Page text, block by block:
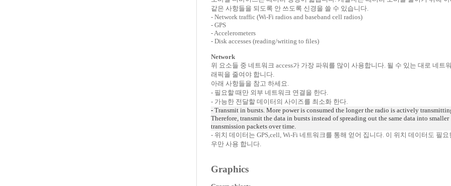
같은 사항들을 되도록 안 쓰도록 신경을 쓸 수 있습니다.
- Network traffic (Wi-Fi radios and baseband cell radios)
- GPS
- Accelerometers
- Disk accesses (reading/writing to files)
Network
위 요소들 중 네트워크 access가 가장 파워를 많이 사용합니다. 될 수 있는 대로 네트
래픽을 줄여야 합니다.
아래 사항들을 참고 하세요.
- 필요할 때만 외부 네트워크 연결을 한다.
- 가능한 전달할 데이터의 사이즈를 최소화 한다.
- Transmit in bursts. More power is consumed the longer the radio is actively
Therefore, transmit the data in bursts instead of spreading out the same data into smaller
transmission packets over time.
- 위치 데이터는 GPS,cell, Wi-Fi 네트워크를 통해 얻어 집니다. 이 위치 데이터도 필요
우만 사용 합니다.
Graphics